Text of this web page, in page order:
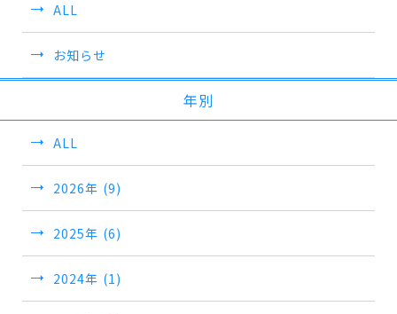
ALL
お知らせ
年別
ALL
2026年 (9)
2025年 (6)
2024年 (1)